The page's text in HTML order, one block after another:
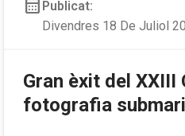
calendar_month Publicat:
Divendres 18 De Juliol
Gran èxit del XXIII
fotografia